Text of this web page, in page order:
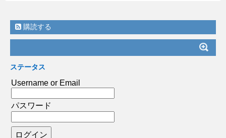
購読する
ステータス
Username or Email
パスワード